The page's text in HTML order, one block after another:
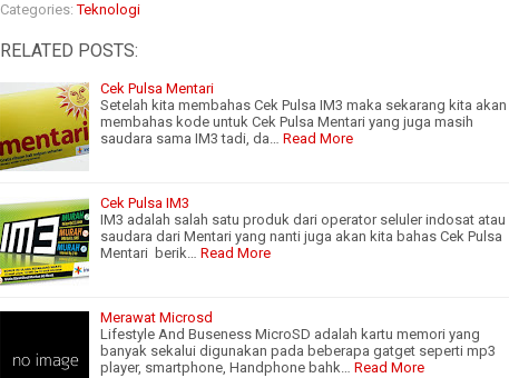
Categories:Teknologi
RELATED POSTS:
Cek Pulsa Mentari
Setelah kita membahas Cek Pulsa IM3 maka sekarang kita akan
membahas kode untuk Cek Pulsa Mentari yang juga masih
saudara sama IM3 tadi, da… Read More
Cek Pulsa IM3
IM3 adalah salah satu produk dari operator seluler indosat atau
saudara dari Mentari yang nanti juga akan kita bahas Cek Pulsa
Mentari berik… Read More
Merawat Microsd
Lifestyle And Buseness MicroSD adalah kartu memori yang
banyak sekalui digunakan pada beberapa gatget seperti mp3
player, smartphone, Handphone bahk… Read More